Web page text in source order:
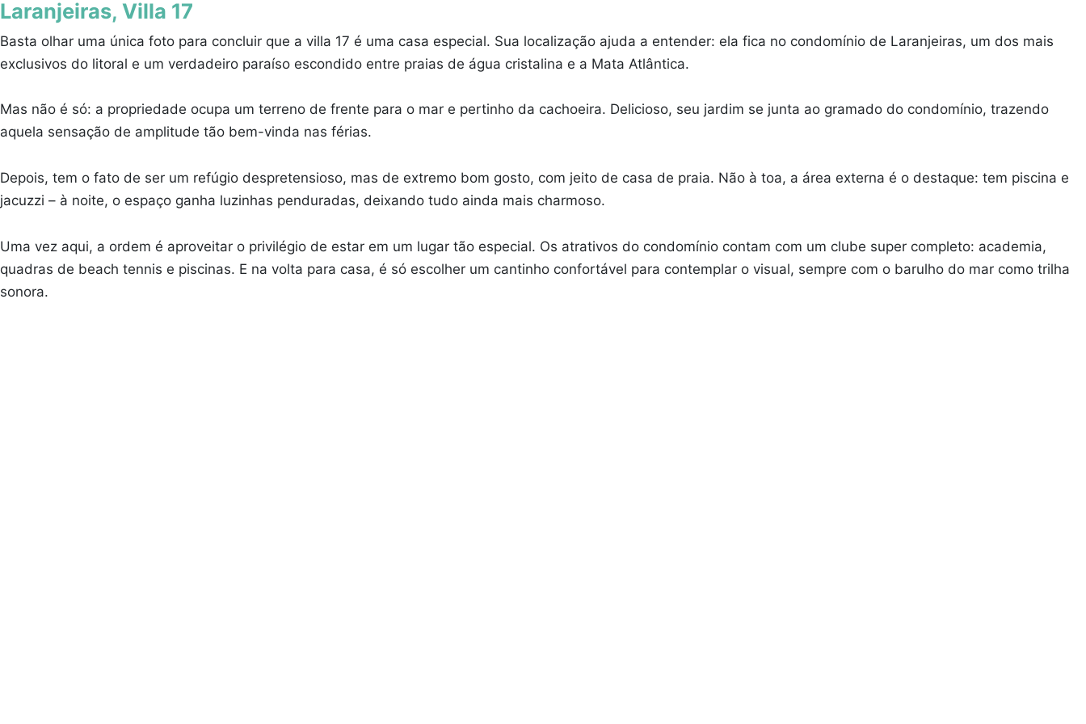
Laranjeiras, Villa 17
Basta olhar uma única foto para concluir que a villa 17 é uma casa especial. Sua localização ajuda a entender: ela fica no condomínio de Laranjeiras, um dos mais
exclusivos do litoral e um verdadeiro paraíso escondido entre praias de água cristalina e a Mata Atlântica.
Mas não é só: a propriedade ocupa um terreno de frente para o mar e pertinho da cachoeira. Delicioso, seu jardim se junta ao gramado do condomínio, trazendo
aquela sensação de amplitude tão bem-vinda nas férias.
Depois, tem o fato de ser um refúgio despretensioso, mas de extremo bom gosto, com jeito de casa de praia. Não à toa, a área externa é o destaque: tem piscina e
jacuzzi – à noite, o espaço ganha luzinhas penduradas, deixando tudo ainda mais charmoso.
Uma vez aqui, a ordem é aproveitar o privilégio de estar em um lugar tão especial. Os atrativos do condomínio contam com um clube super completo: academia,
quadras de beach tennis e piscinas. E na volta para casa, é só escolher um cantinho confortável para contemplar o visual, sempre com o barulho do mar como trilha
sonora.